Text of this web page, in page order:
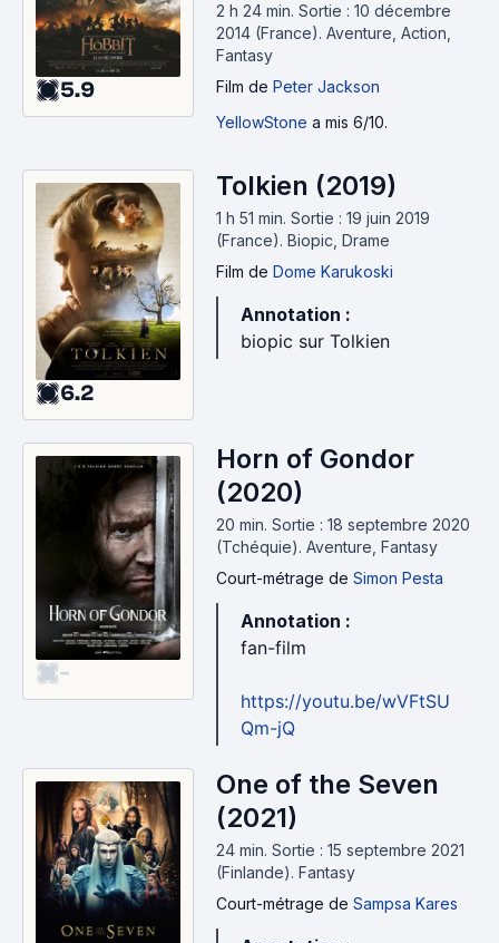
5.9
2 h 24 min. Sortie : 10 décembre
2014 (France). Aventure, Action,
Fantasy
Film de Peter Jackson
YellowStone a mis 6/10.
6.2
Tolkien (2019)
1 h 51 min. Sortie : 19 juin 2019
(France). Biopic, Drame
Film de Dome Karukoski
Annotation :
biopic sur Tolkien
-
Horn of Gondor
(2020)
20 min. Sortie : 18 septembre 2020
(Tchéquie). Aventure, Fantasy
Court-métrage de Simon Pesta
Annotation :
fan-film
https://youtu.be/wVFtSU
Qm-jQ
One of the Seven
(2021)
24 min. Sortie : 15 septembre 2021
(Finlande). Fantasy
Court-métrage de Sampsa Kares